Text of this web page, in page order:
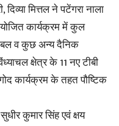
मित्तल ने पटेंगरा नाला
कार्यक्रम में कुल
व कुछ अन्य दैनिक
क्षेत्र के 11 नए टीबी
गोद कार्यक्रम के तहत पौष्टिक
कुमार सिंह एवं क्षय